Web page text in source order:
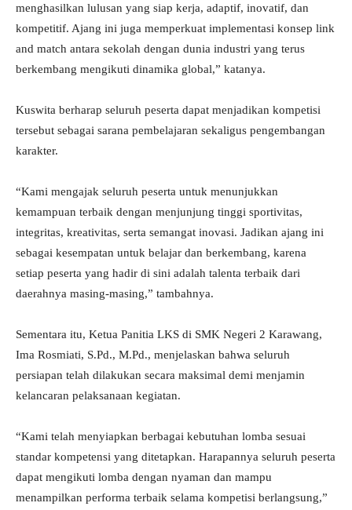
menghasilkan lulusan yang siap kerja, adaptif, inovatif, dan
kompetitif. Ajang ini juga memperkuat implementasi konsep link
and match antara sekolah dengan dunia industri yang terus
berkembang mengikuti dinamika global,” katanya.
Kuswita berharap seluruh peserta dapat menjadikan kompetisi
tersebut sebagai sarana pembelajaran sekaligus pengembangan
karakter.
“Kami mengajak seluruh peserta untuk menunjukkan
kemampuan terbaik dengan menjunjung tinggi sportivitas,
integritas, kreativitas, serta semangat inovasi. Jadikan ajang ini
sebagai kesempatan untuk belajar dan berkembang, karena
setiap peserta yang hadir di sini adalah talenta terbaik dari
daerahnya masing-masing,” tambahnya.
Sementara itu, Ketua Panitia LKS di SMK Negeri 2 Karawang,
Ima Rosmiati, S.Pd., M.Pd., menjelaskan bahwa seluruh
persiapan telah dilakukan secara maksimal demi menjamin
kelancaran pelaksanaan kegiatan.
“Kami telah menyiapkan berbagai kebutuhan lomba sesuai
standar kompetensi yang ditetapkan. Harapannya seluruh peserta
dapat mengikuti lomba dengan nyaman dan mampu
menampilkan performa terbaik selama kompetisi berlangsung,”